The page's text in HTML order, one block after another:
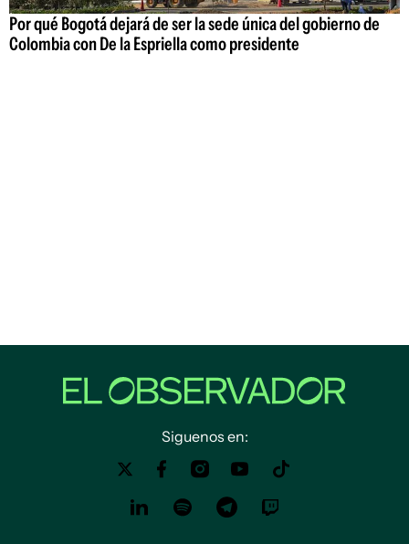
Por qué Bogotá dejará de ser la sede única del gobierno de
Colombia con De la Espriella como presidente
Siguenos en: